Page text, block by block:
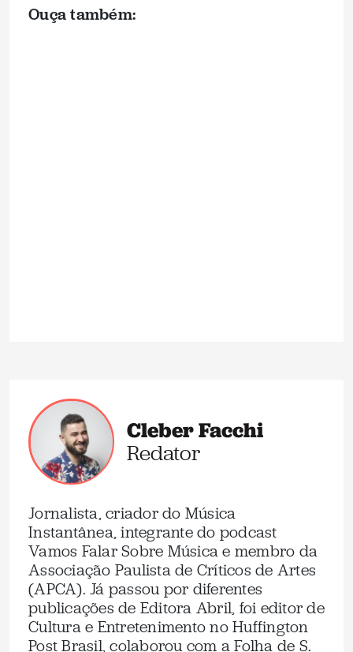
Ouça também:
Cleber Facchi
Redator
Jornalista, criador do Música
Instantânea, integrante do podcast
Vamos Falar Sobre Música e membro da
Associação Paulista de Críticos de Artes
(APCA). Já passou por diferentes
publicações de Editora Abril, foi editor de
Cultura e Entretenimento no Huffington
Post Brasil, colaborou com a Folha de S.